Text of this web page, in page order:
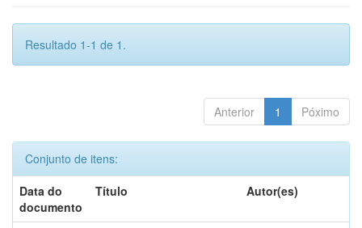
Resultado 1-1 de 1.
Anterior 1 Póximo
Conjunto de itens:
Data do
documento
Título Autor(es)